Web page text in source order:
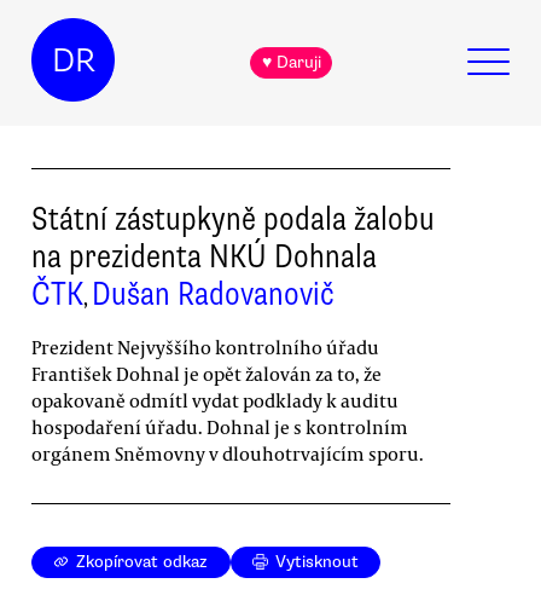
DR ♥ Daruji
Státní zástupkyně podala žalobu
na prezidenta NKÚ Dohnala
ČTK, Dušan Radovanovič
Prezident Nejvyššího kontrolního úřadu
František Dohnal je opět žalován za to, že
opakovaně odmítl vydat podklady k auditu
hospodaření úřadu. Dohnal je s kontrolním
orgánem Sněmovny v dlouhotrvajícím sporu.
Zkopírovat odkaz Vytisknout